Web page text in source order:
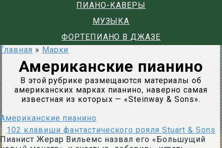
ПИАНО-КАВЕРЫ
МУЗЫКА
ФОРТЕПИАНО В ДЖАЗЕ
Главная » Марки
Американские пианино
В этой рубрике размещаются материалы об
американских марках пианино, наверно самая
известная из которых — «Steinway & Sons».
Американские пианино
102 клавиши фантастического рояля Stuart & Sons
Пианист Жерар Вильемс назвал его «Большущий